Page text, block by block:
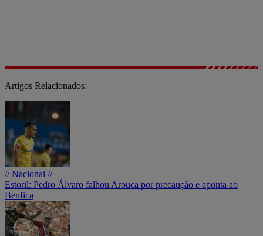
Artigos Relacionados:
// Nacional //
Estoril: Pedro Álvaro falhou Arouca por precaução e aponta ao
Benfica